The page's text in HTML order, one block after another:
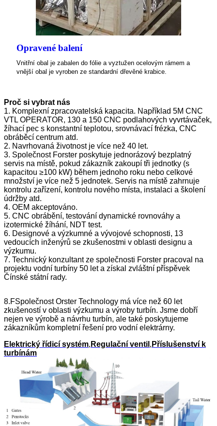
Opravené balení
Vnitřní obal je zabalen do fólie a vyztužen ocelovým rámem a
vnější obal je vyroben ze standardní dřevěné krabice.
Proč si vybrat nás
1. Komplexní zpracovatelská kapacita. Například 5M CNC
VTL OPERATOR, 130 a 150 CNC podlahových vyvrtávaček,
žíhací pec s konstantní teplotou, srovnávací frézka, CNC
obráběcí centrum atd.
2. Navrhovaná životnost je více než 40 let.
3. Společnost Forster poskytuje jednorázový bezplatný
servis na místě, pokud zákazník zakoupí tři jednotky (s
kapacitou ≥100 kW) během jednoho roku nebo celkové
množství je více než 5 jednotek. Servis na místě zahrnuje
kontrolu zařízení, kontrolu nového místa, instalaci a školení
údržby atd.
4. OEM akceptováno.
5. CNC obrábění, testování dynamické rovnováhy a
izotermické žíhání, NDT test.
6. Designové a výzkumné a vývojové schopnosti, 13
vedoucích inženýrů se zkušenostmi v oblasti designu a
výzkumu.
7. Technický konzultant ze společnosti Forster pracoval na
projektu vodní turbíny 50 let a získal zvláštní příspěvek
Čínské státní rady.
8.FSpolečnost Orster Technology má více než 60 let
zkušeností v oblasti výzkumu a výroby turbín. Jsme dobří
nejen ve výrobě a návrhu turbín, ale také poskytujeme
zákazníkům kompletní řešení pro vodní elektrárny.
Elektrický řídicí systém, Regulační ventil , Příslušenství k
turbínám